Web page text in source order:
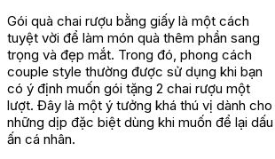
Gói quà chai rượu bằng giấy là một cách
tuyệt vời để làm món quà thêm phần sang
trọng và đẹp mắt. Trong đó, phong cách
couple style thường được sử dụng khi bạn
có ý định muốn gói tặng 2 chai rượu một
lượt. Đây là một ý tưởng khá thú vị dành cho
những dịp đặc biệt dùng khi muốn để lại dấu
ấn cá nhân.